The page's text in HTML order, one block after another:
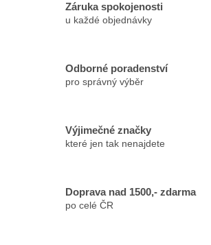
Záruka spokojenosti
u každé objednávky
Odborné poradenství
pro správný výběr
Výjimečné značky
které jen tak nenajdete
Doprava nad 1500,- zdarma
po celé ČR